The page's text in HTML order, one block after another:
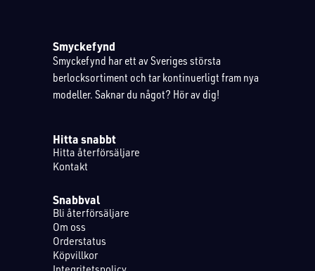
Smyckefynd
Smyckefynd har ett av Sveriges största
berlocksortiment och tar kontinuerligt fram nya
modeller. Saknar du något? Hör av dig!
Hitta snabbt
Hitta återförsäljare
Kontakt
Snabbval
Bli återförsäljare
Om oss
Orderstatus
Köpvillkor